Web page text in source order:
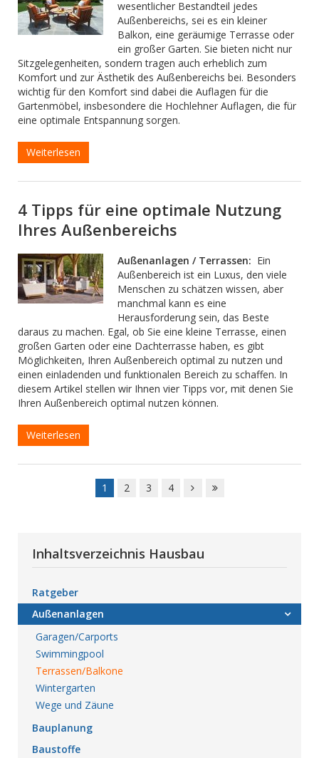
wesentlicher Bestandteil jedes
Außenbereichs, sei es ein kleiner
Balkon, eine geräumige Terrasse oder
ein großer Garten. Sie bieten nicht nur
Sitzgelegenheiten, sondern tragen auch erheblich zum
Komfort und zur Ästhetik des Außenbereichs bei. Besonders
wichtig für den Komfort sind dabei die Auflagen für die
Gartenmöbel, insbesondere die Hochlehner Auflagen, die für
eine optimale Entspannung sorgen.
Weiterlesen
4 Tipps für eine optimale Nutzung
Ihres Außenbereichs
Außenanlagen / Terrassen: Ein
Außenbereich ist ein Luxus, den viele
Menschen zu schätzen wissen, aber
manchmal kann es eine
Herausforderung sein, das Beste
daraus zu machen. Egal, ob Sie eine kleine Terrasse, einen
großen Garten oder eine Dachterrasse haben, es gibt
Möglichkeiten, Ihren Außenbereich optimal zu nutzen und
einen einladenden und funktionalen Bereich zu schaffen. In
diesem Artikel stellen wir Ihnen vier Tipps vor, mit denen Sie
Ihren Außenbereich optimal nutzen können.
Weiterlesen
1 2 3 4
Inhaltsverzeichnis Hausbau
Ratgeber
Außenanlagen
Garagen/Carports
Swimmingpool
Terrassen/Balkone
Wintergarten
Wege und Zäune
Bauplanung
Baustoffe